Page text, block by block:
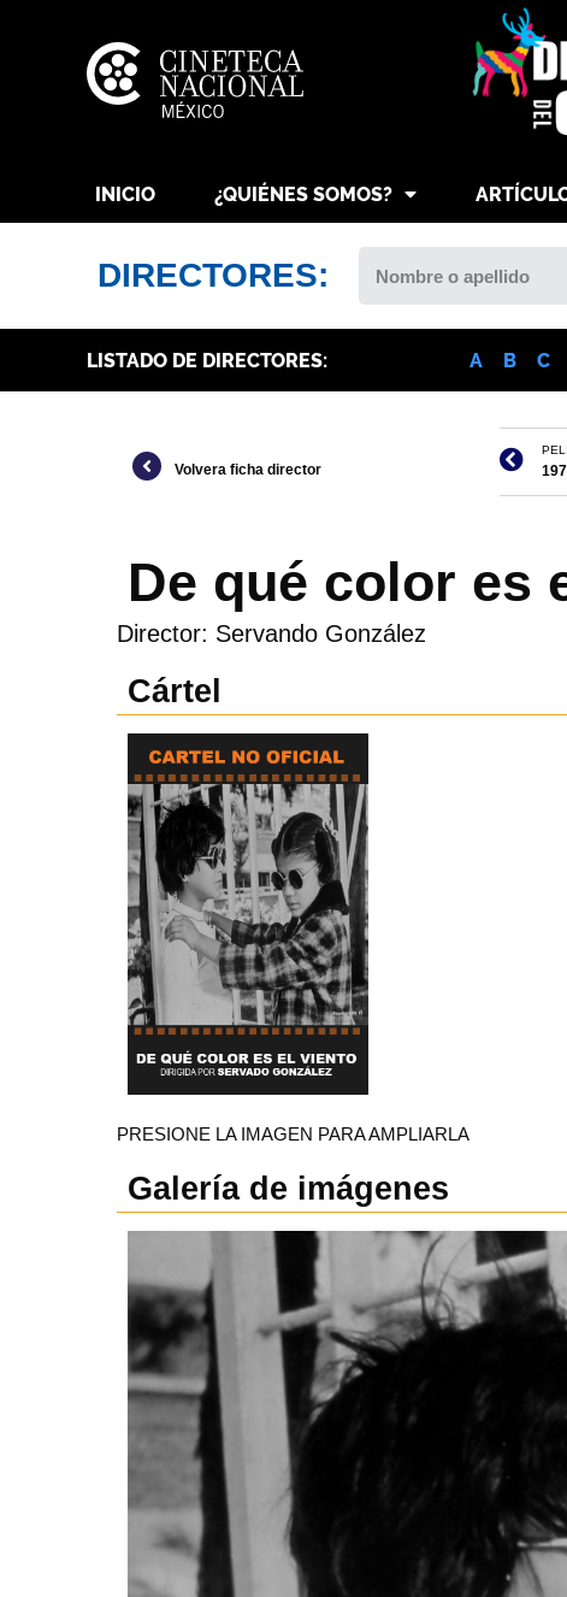
INICIO ¿QUIÉNES SOMOS?
DIRECTORES:
LISTADO DE DIRECTORES: A B C
Volvera ficha director
De qué color es
Director: Servando González
Cártel
PRESIONE LA IMAGEN PARA AMPLIARLA
Galería de imágenes